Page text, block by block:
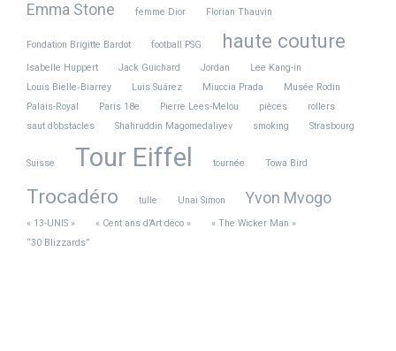
Emma Stone femme Dior Florian Thauvin
Fondation Brigitte Bardot football PSG haute couture
Isabelle Huppert Jack Guichard Jordan
Lee Kang-in
Louis Bielle‑Biarrey
Luis Suárez Miuccia Prada
Musée Rodin
Palais-Royal
Paris 18e Pierre Lees-Melou pièces
rollers
saut d’obstacles
Shahruddin Magomedaliyev smoking Strasbourg
Suisse Tour Eiffel tournée Towa Bird
Trocadéro tulle Unai Simon Yvon Mvogo
« 13-UNIS » « Cent ans d’Art déco »
« The Wicker Man »
“30 Blizzards”